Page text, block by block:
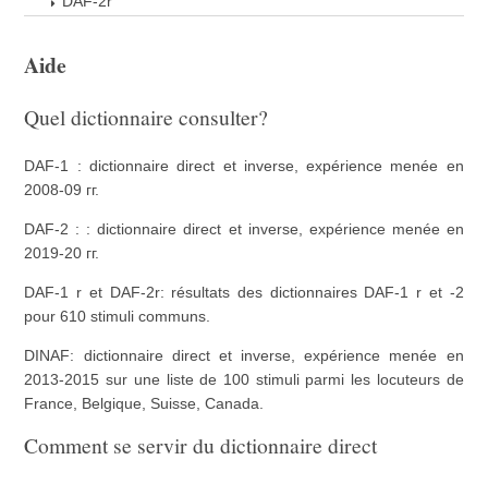
Aide
Quel dictionnaire consulter?
DAF-1 : dictionnaire direct et inverse, expérience menée en
2008-09 гг.
DAF-2 : : dictionnaire direct et inverse, expérience menée en
2019-20 гг.
DAF-1 r et DAF-2r: résultats des dictionnaires DAF-1 r et -2
pour 610 stimuli communs.
DINAF: dictionnaire direct et inverse, expérience menée en
2013-2015 sur une liste de 100 stimuli parmi les locuteurs de
France, Belgique, Suisse, Canada.
Comment se servir du dictionnaire direct